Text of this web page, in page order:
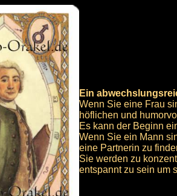
Ein
Wenn Sie eine Frau
höflichen und
Es kann der Beginn
Wenn Sie ein Mann
eine Partnerin zu
Sie werden zu
entspannt zu sein um